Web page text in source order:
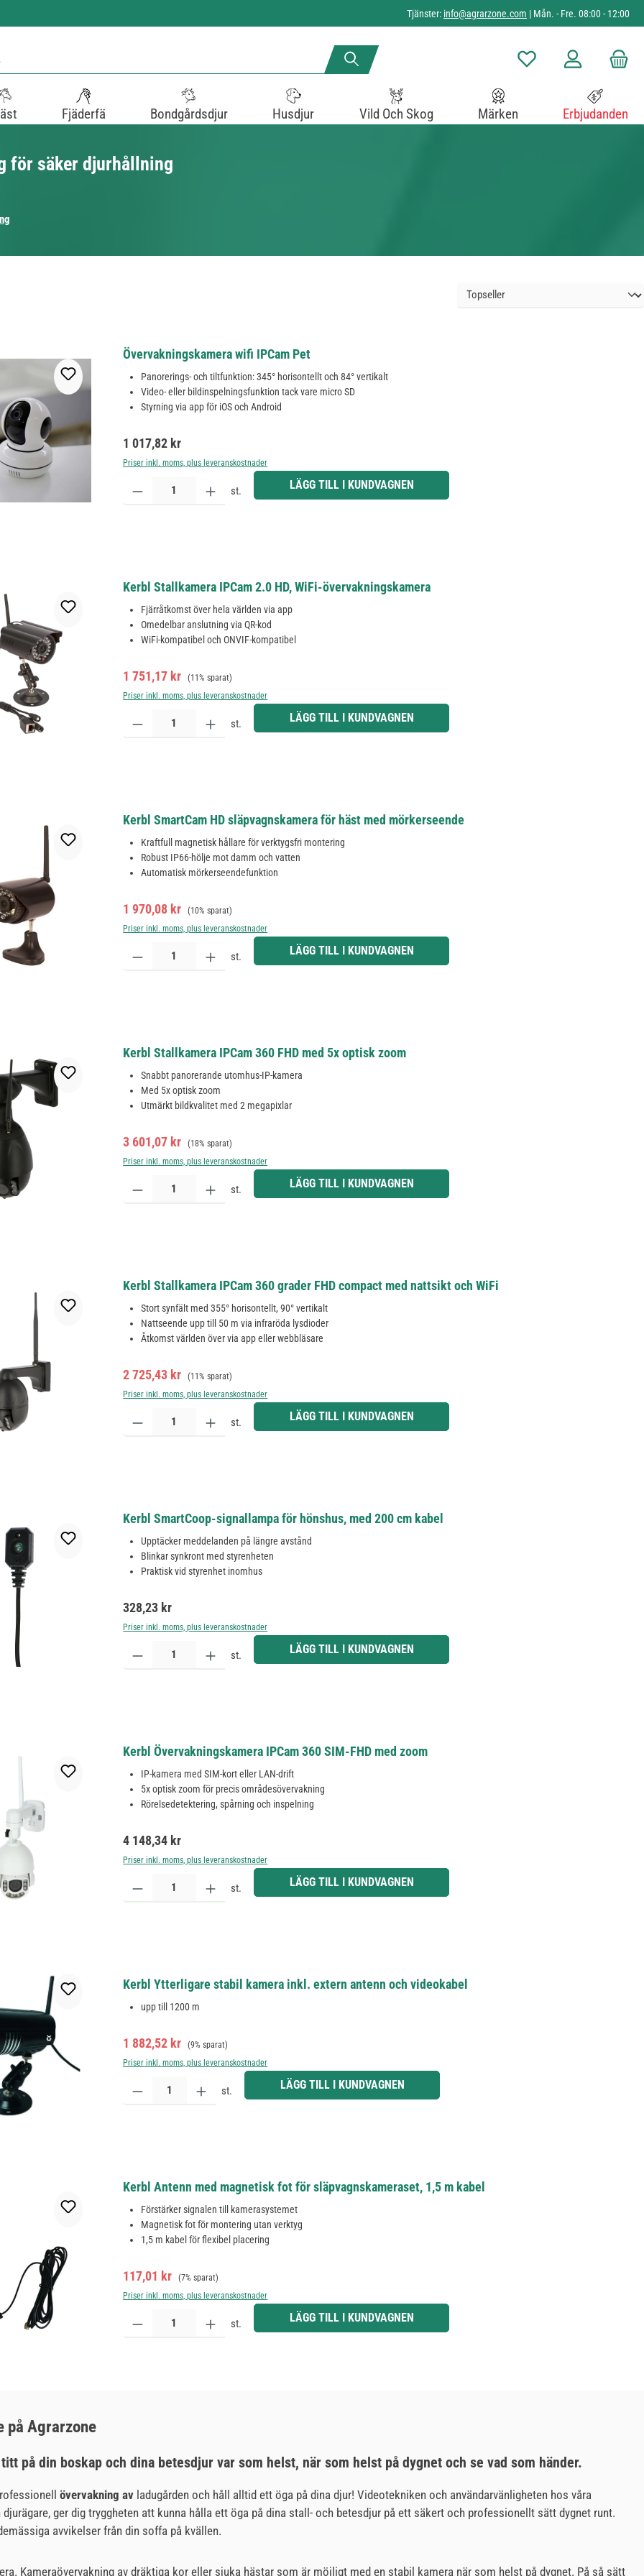
Tjänster: info@agrarzone.com | Mån. - Fre. 08:00 - 12:00
Du har 0 objekt i
Fjäderfä Bondgårdsdjur Husdjur Vild Och Skog Märken Erbjudanden
för säker djurhållning
Övervakningskamera wifi IPCam Pet
Panorerings- och tiltfunktion: 345° horisontellt och 84° vertikalt
Video- eller bildinspelningsfunktion tack vare micro SD
Styrning via app för iOS och Android
Ordinarie pris:
1 017,82 kr
Priser inkl. moms, plus leveranskostnader
Produktkvantitet: Ange önskat belopp eller använd knapparna för att öka eller minska kvantiteten.
st. LÄGG TILL I KUNDVAGNEN
Kerbl Stallkamera IPCam 2.0 HD, WiFi-övervakningskamera
Fjärråtkomst över hela världen via app
Omedelbar anslutning via QR-kod
WiFi-kompatibel och ONVIF-kompatibel
Försäljningspris:
1 751,17 kr Ordinarie pris:
(11% sparat)
Priser inkl. moms, plus leveranskostnader
Produktkvantitet: Ange önskat belopp eller använd knapparna för att öka eller minska kvantiteten.
st. LÄGG TILL I KUNDVAGNEN
Kerbl SmartCam HD släpvagnskamera för häst med mörkerseende
Kraftfull magnetisk hållare för verktygsfri montering
Robust IP66-hölje mot damm och vatten
Automatisk mörkerseendefunktion
Försäljningspris:
1 970,08 kr Ordinarie pris:
(10% sparat)
Priser inkl. moms, plus leveranskostnader
Produktkvantitet: Ange önskat belopp eller använd knapparna för att öka eller minska kvantiteten.
st. LÄGG TILL I KUNDVAGNEN
Kerbl Stallkamera IPCam 360 FHD med 5x optisk zoom
Snabbt panorerande utomhus-IP-kamera
Med 5x optisk zoom
Utmärkt bildkvalitet med 2 megapixlar
Försäljningspris:
3 601,07 kr Ordinarie pris:
(18% sparat)
Priser inkl. moms, plus leveranskostnader
Produktkvantitet: Ange önskat belopp eller använd knapparna för att öka eller minska kvantiteten.
st. LÄGG TILL I KUNDVAGNEN
Kerbl Stallkamera IPCam 360 grader FHD compact med nattsikt och WiFi
Stort synfält med 355° horisontellt, 90° vertikalt
Nattseende upp till 50 m via infraröda lysdioder
Åtkomst världen över via app eller webbläsare
Försäljningspris:
2 725,43 kr Ordinarie pris:
(11% sparat)
Priser inkl. moms, plus leveranskostnader
Produktkvantitet: Ange önskat belopp eller använd knapparna för att öka eller minska kvantiteten.
st. LÄGG TILL I KUNDVAGNEN
Kerbl SmartCoop-signallampa för hönshus, med 200 cm kabel
Upptäcker meddelanden på längre avstånd
Blinkar synkront med styrenheten
Praktisk vid styrenhet inomhus
Ordinarie pris:
328,23 kr
Priser inkl. moms, plus leveranskostnader
Produktkvantitet: Ange önskat belopp eller använd knapparna för att öka eller minska kvantiteten.
st. LÄGG TILL I KUNDVAGNEN
Kerbl Övervakningskamera IPCam 360 SIM-FHD med zoom
IP-kamera med SIM-kort eller LAN-drift
5x optisk zoom för precis områdesövervakning
Rörelsedetektering, spårning och inspelning
Ordinarie pris:
4 148,34 kr
Priser inkl. moms, plus leveranskostnader
Produktkvantitet: Ange önskat belopp eller använd knapparna för att öka eller minska kvantiteten.
st. LÄGG TILL I KUNDVAGNEN
Kerbl Ytterligare stabil kamera inkl. extern antenn och videokabel
upp till 1200 m
Försäljningspris:
1 882,52 kr Ordinarie pris:
(9% sparat)
Priser inkl. moms, plus leveranskostnader
Produktkvantitet: Ange önskat belopp eller använd knapparna för att öka eller minska kvantiteten.
st. LÄGG TILL I KUNDVAGNEN
Kerbl Antenn med magnetisk fot för släpvagnskameraset, 1,5 m kabel
Förstärker signalen till kamerasystemet
Magnetisk fot för montering utan verktyg
1,5 m kabel för flexibel placering
Försäljningspris:
117,01 kr Ordinarie pris:
(7% sparat)
Priser inkl. moms, plus leveranskostnader
Produktkvantitet: Ange önskat belopp eller använd knapparna för att öka eller minska kvantiteten.
st. LÄGG TILL I KUNDVAGNEN
på Agrarzone
på din boskap och dina betesdjur var som helst, när som helst på dygnet och se vad som händer.
övervakning av ladugården och håll alltid ett öga på dina djur! Videotekniken och användarvänligheten hos våra
ger dig tryggheten att kunna hålla ett öga på dina stall- och betesdjur på ett säkert och professionellt sätt dygnet runt.
avvikelser från din soffa på kvällen.
Kameraövervakning av dräktiga kor eller sjuka hästar som är möjligt med en stabil kamera när som helst på dygnet. På så sätt